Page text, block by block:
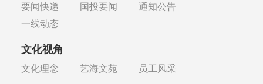
要闻快递 国投要闻
通知公告
一线动态
文化视角
文化理念 艺海文苑 员工风采